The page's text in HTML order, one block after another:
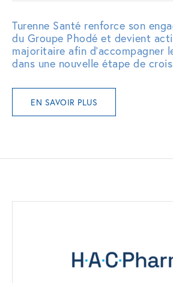
Turenne Santé renforce son
du Groupe Phodé et devient
majoritaire afin d’accompagner
dans une nouvelle étape de
EN SAVOIR PLUS